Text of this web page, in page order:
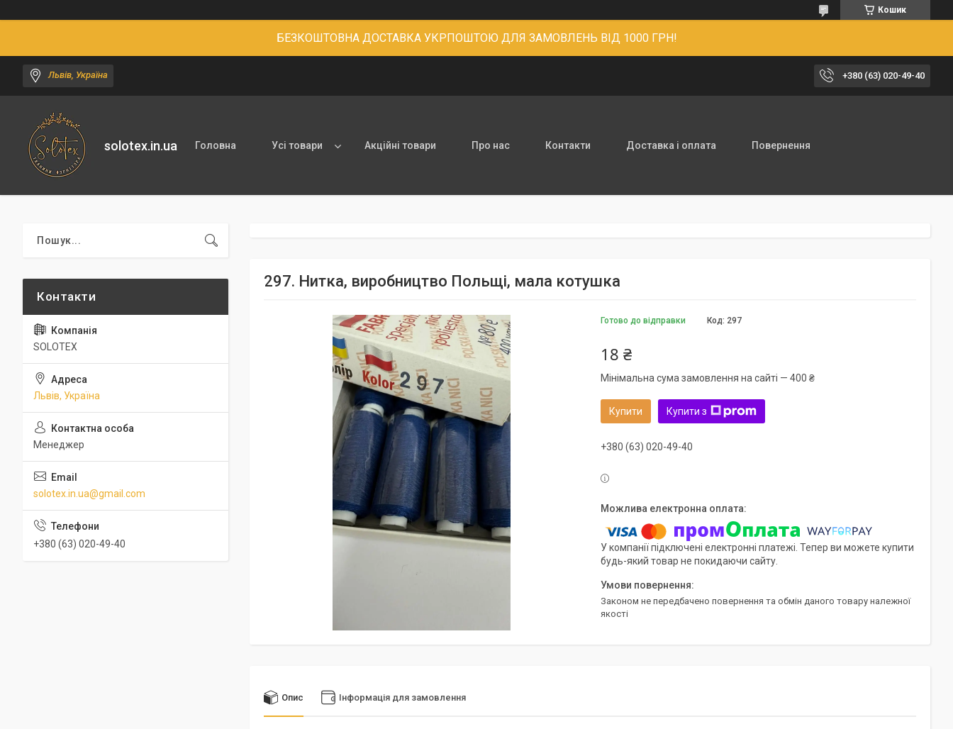
Кошик
БЕЗКОШТОВНА ДОСТАВКА УКРПОШТОЮ ДЛЯ ЗАМОВЛЕНЬ ВІД 1000 ГРН!
Львів, Україна +380 (63) 020-49-40
solotex.in.ua Головна Усі товари Акційні товари Про нас Контакти Доставка і оплата Повернення
297. Нитка, виробництво Польщі, мала котушка
Готово до відправки Код: 297
18 ₴
Мінімальна сума замовлення на сайті — 400 ₴
Купити Купити з
+380 (63) 020-49-40
У компанії підключені електронні платежі. Тепер ви можете купити
будь-який товар не покидаючи сайту.
Законом не передбачено повернення та обмін даного товару належної
якості
Опис Інформація для замовлення
SOLOTEX
Львів, Україна
Менеджер
solotex.in.ua@gmail.com
+380 (63) 020-49-40